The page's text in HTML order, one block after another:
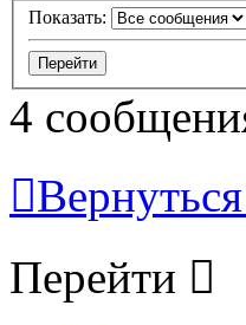
Показать:
4
Перейти